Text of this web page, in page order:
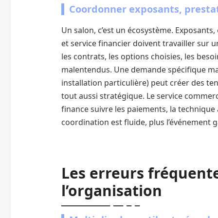
Coordonner exposants,
Un salon, c’est un écosystème.
et service financier doivent travailler sur
les contrats, les options choisies, les
malentendus. Une demande spécifique
installation particulière) peut créer des
tout aussi stratégique. Le service
finance suivre les paiements, la
coordination est fluide, plus l’événement
Les erreurs
l’organisation